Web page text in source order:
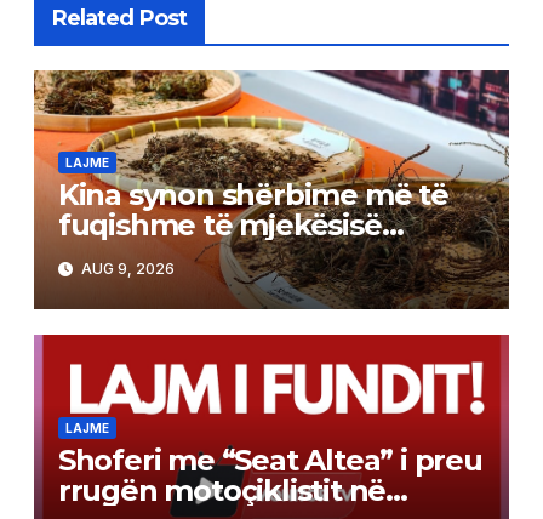
Related Post
LAJME
Kina synon shërbime më të
fuqishme të mjekësisë
tradicionale
AUG 9, 2026
LAJME
Shoferi me “Seat Altea” i preu
rrugën motoçiklistit në